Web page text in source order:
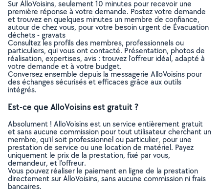
Sur AlloVoisins, seulement 10 minutes pour recevoir une
première réponse à votre demande. Postez votre demande
et trouvez en quelques minutes un membre de confiance,
autour de chez vous, pour votre besoin urgent de Évacuation
déchets - gravats
Consultez les profils des membres, professionnels ou
particuliers, qui vous ont contacté. Présentation, photos de
réalisation, expertises, avis : trouvez l'offreur idéal, adapté à
votre demande et à votre budget.
Conversez ensemble depuis la messagerie AlloVoisins pour
des échanges sécurisés et efficaces grâce aux outils
intégrés.
Est-ce que AlloVoisins est gratuit ?
Absolument ! AlloVoisins est un service entièrement gratuit
et sans aucune commission pour tout utilisateur cherchant un
membre, qu’il soit professionnel ou particulier, pour une
prestation de service ou une location de matériel. Payez
uniquement le prix de la prestation, fixé par vous,
demandeur, et l’offreur.
Vous pouvez réaliser le paiement en ligne de la prestation
directement sur AlloVoisins, sans aucune commission ni frais
bancaires.